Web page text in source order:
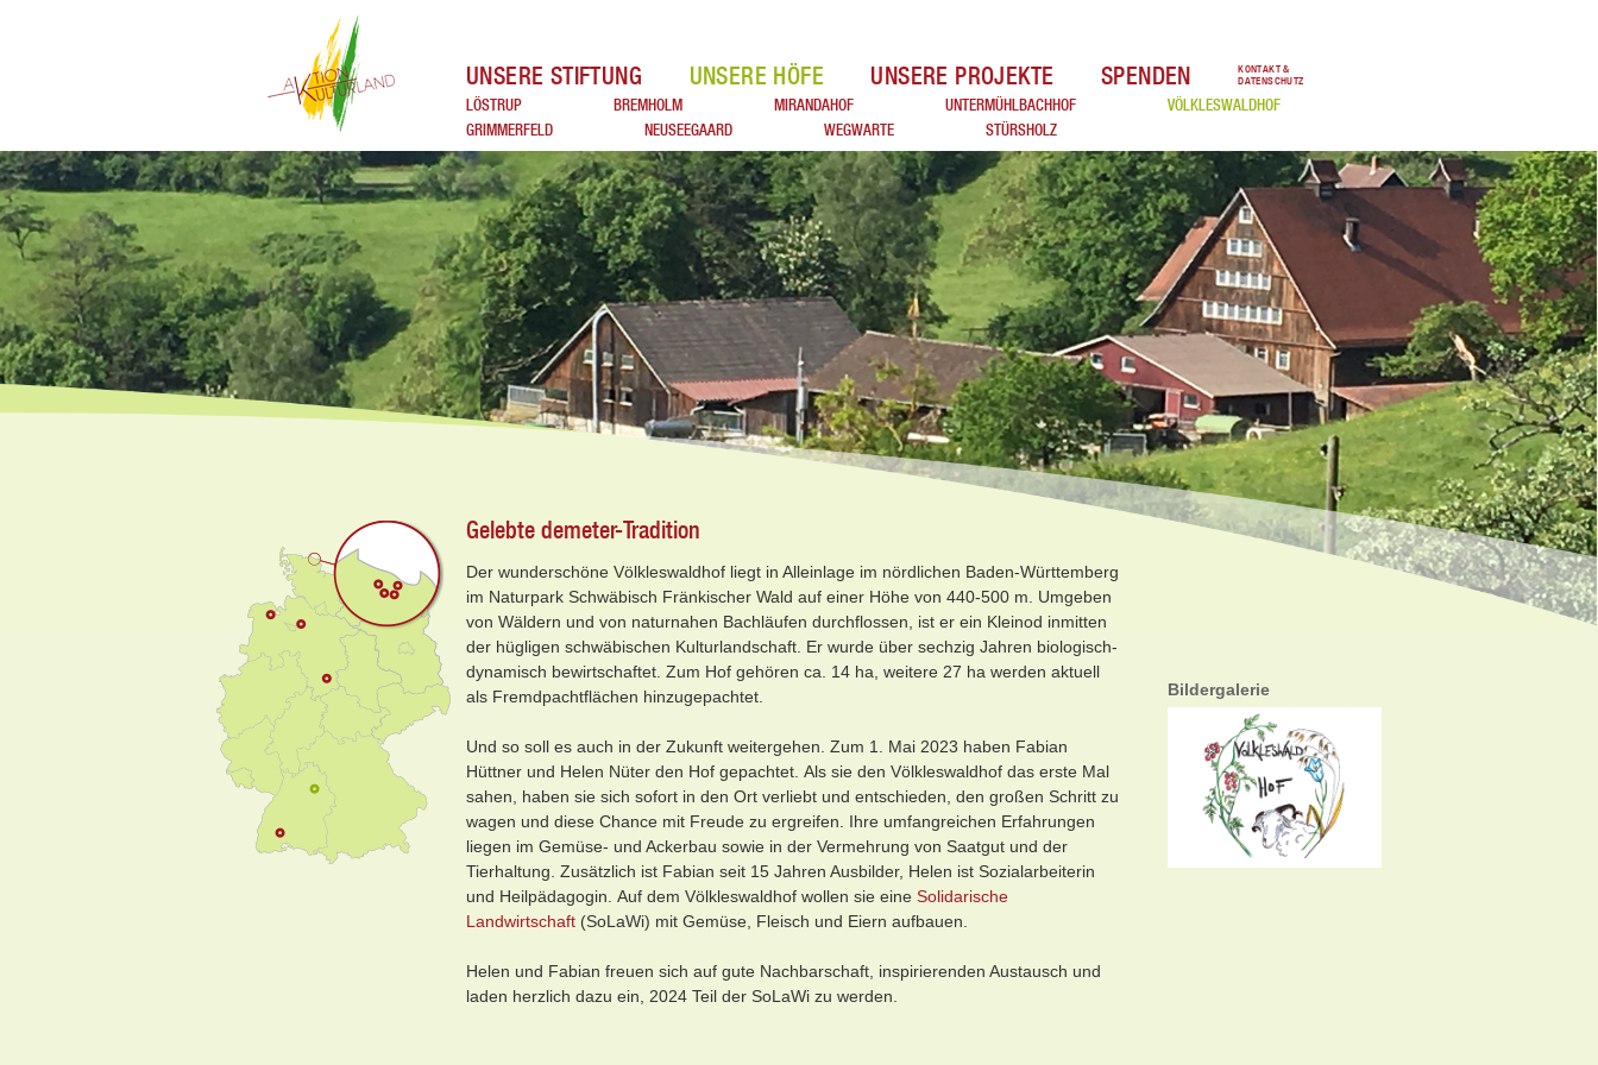
UNSERE STIFTUNG UNSERE HÖFE UNSERE PROJEKTE SPENDEN
KONTAKT &
DATENSCHUTZ
LÖSTRUP BREMHOLM MIRANDAHOF UNTERMÜHLBACHHOF
VÖLKLESWALDHOF
GRIMMERFELD
NEUSEEGAARD WEGWARTE STÜRSHOLZ
Bildergalerie
Gelebte demeter-Tradition
Der wunderschöne Völkleswaldhof liegt in Alleinlage im nördlichen Baden-Württemberg
im Naturpark Schwäbisch Fränkischer Wald auf einer Höhe von 440-500 m. Umgeben
von Wäldern und von naturnahen Bachläufen durchflossen, ist er ein Kleinod inmitten
der hügligen schwäbischen Kulturlandschaft. Er wurde über sechzig Jahren biologisch-
dynamisch bewirtschaftet. Zum Hof gehören ca. 14 ha, weitere 27 ha werden aktuell
als Fremdpachtflächen hinzugepachtet.
Und so soll es auch in der Zukunft weitergehen. Zum 1. Mai 2023 haben Fabian
Hüttner und Helen Nüter den Hof gepachtet. Als sie den Völkleswaldhof das erste Mal
sahen, haben sie sich sofort in den Ort verliebt und entschieden, den großen Schritt zu
wagen und diese Chance mit Freude zu ergreifen. Ihre umfangreichen Erfahrungen
liegen im Gemüse- und Ackerbau sowie in der Vermehrung von Saatgut und der
Tierhaltung. Zusätzlich ist Fabian seit 15 Jahren Ausbilder, Helen ist Sozialarbeiterin
und Heilpädagogin. Auf dem Völkleswaldhof wollen sie eine Solidarische
Landwirtschaft (SoLaWi) mit Gemüse, Fleisch und Eiern aufbauen.
Helen und Fabian freuen sich auf gute Nachbarschaft, inspirierenden Austausch und
laden herzlich dazu ein, 2024 Teil der SoLaWi zu werden.